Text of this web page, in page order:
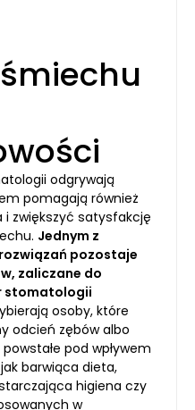
odgrywają
pomagają również
i zwiększyć satysfakcję
Jednym z
pozostaje
zaliczane do
stomatologii
osoby, które
odcień zębów albo
pod wpływem
barwiąca dieta,
higiena czy
w